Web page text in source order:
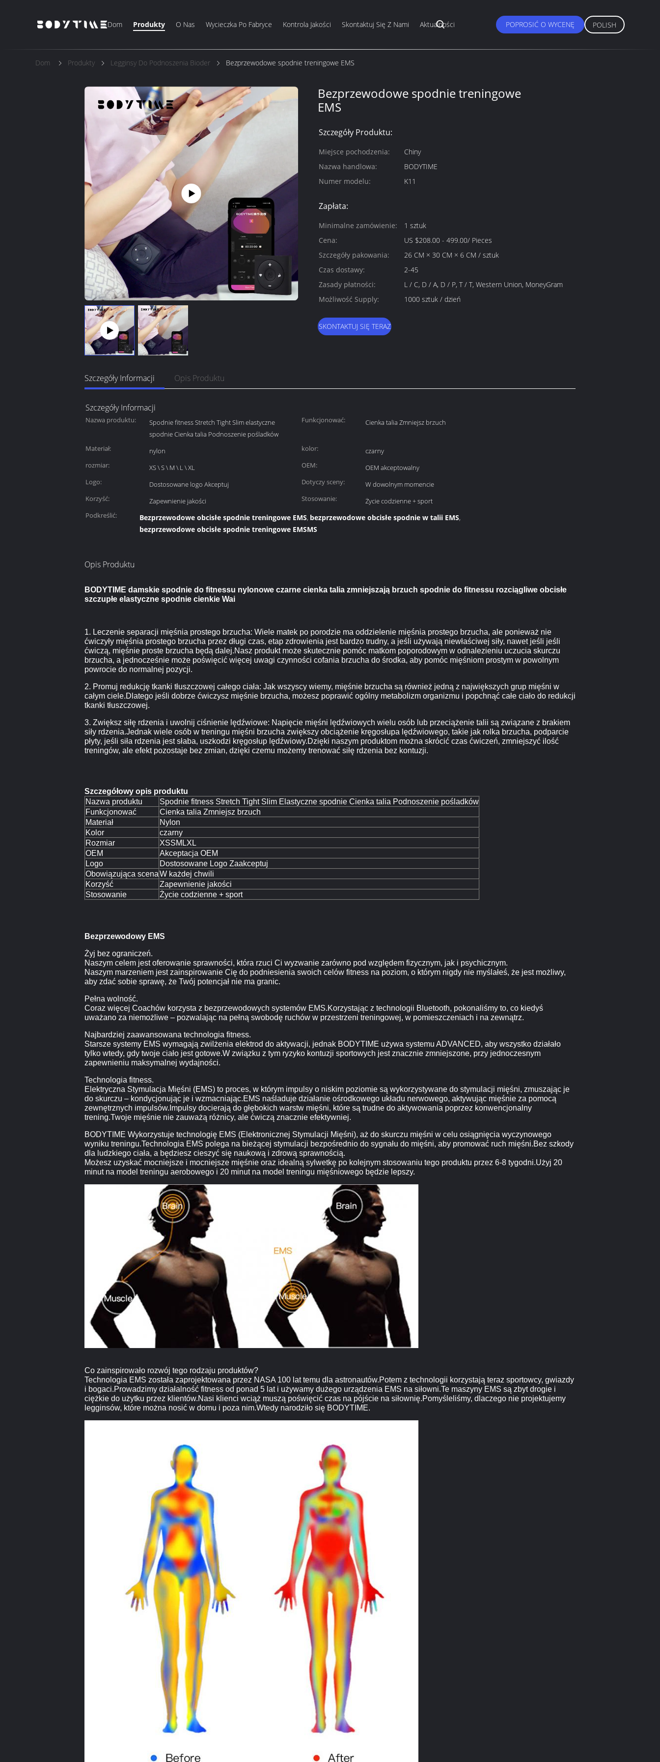
Dom Produkty O Nas Wycieczka Po Fabryce Kontrola Jakości Skontaktuj Się Z Nami Aktualności POPROSIĆ O WYCENĘ POLISH
Dom Produkty Legginsy Do Podnoszenia Bioder Bezprzewodowe spodnie treningowe EMS
Bezprzewodowe spodnie treningowe
EMS
Szczegóły Produktu:
Miejsce pochodzenia:
Chiny
Nazwa handlowa:
BODYTIME
Numer modelu:
K11
Zapłata:
Minimalne zamówienie:
1 sztuk
Cena:
US $208.00 - 499.00/ Pieces
Szczegóły pakowania:
26 CM × 30 CM × 6 CM / sztuk
Czas dostawy:
2-45
Zasady płatności:
L / C, D / A, D / P, T / T, Western Union, MoneyGram
Możliwość Supply:
1000 sztuk / dzień
SKONTAKTUJ SIĘ TERAZ
Szczegóły Informacji Opis Produktu
Szczegóły Informacji
Nazwa produktu:
Spodnie fitness Stretch Tight Slim elastyczne
spodnie Cienka talia Podnoszenie pośladków
Funkcjonować: Cienka talia Zmniejsz brzuch
Materiał: nylon kolor:
czarny
rozmiar:
XS \ S \ M \ L \ XL OEM:
OEM akceptowalny
Logo:
Dostosowane logo Akceptuj Dotyczy sceny:
W dowolnym momencie
Korzyść:
Zapewnienie jakości Stosowanie:
Życie codzienne + sport
Podkreślić:
Bezprzewodowe obcisłe spodnie treningowe EMS, bezprzewodowe obcisłe spodnie w talii EMS,
bezprzewodowe obcisłe spodnie treningowe EMSMS
Opis Produktu
BODYTIME damskie spodnie do fitnessu nylonowe czarne cienka talia zmniejszają brzuch spodnie do fitnessu rozciągliwe obcisłe
szczupłe elastyczne spodnie cienkie Wai
1. Leczenie separacji mięśnia prostego brzucha: Wiele matek po porodzie ma oddzielenie mięśnia prostego brzucha, ale ponieważ nie
ćwiczyły mięśnia prostego brzucha przez długi czas, etap zdrowienia jest bardzo trudny, a jeśli używają niewłaściwej siły, nawet jeśli jeśli
ćwiczą, mięśnie proste brzucha będą dalej.Nasz produkt może skutecznie pomóc matkom poporodowym w odnalezieniu uczucia skurczu
brzucha, a jednocześnie może poświęcić więcej uwagi czynności cofania brzucha do środka, aby pomóc mięśniom prostym w powolnym
powrocie do normalnej pozycji.
2. Promuj redukcję tkanki tłuszczowej całego ciała: Jak wszyscy wiemy, mięśnie brzucha są również jedną z największych grup mięśni w
całym ciele.Dlatego jeśli dobrze ćwiczysz mięśnie brzucha, możesz poprawić ogólny metabolizm organizmu i popchnąć całe ciało do redukcji
tkanki tłuszczowej.
3. Zwiększ siłę rdzenia i uwolnij ciśnienie lędźwiowe: Napięcie mięśni lędźwiowych wielu osób lub przeciążenie talii są związane z brakiem
siły rdzenia.Jednak wiele osób w treningu mięśni brzucha zwiększy obciążenie kręgosłupa lędźwiowego, takie jak rolka brzucha, podparcie
płyty, jeśli siła rdzenia jest słaba, uszkodzi kręgosłup lędźwiowy.Dzięki naszym produktom można skrócić czas ćwiczeń, zmniejszyć ilość
treningów, ale efekt pozostaje bez zmian, dzięki czemu możemy trenować siłę rdzenia bez kontuzji.
Szczegółowy opis produktu
Nazwa produktu
Spodnie fitness Stretch Tight Slim Elastyczne spodnie Cienka talia Podnoszenie pośladków
Funkcjonować
Cienka talia Zmniejsz brzuch
Materiał
Nylon
Kolor
czarny
Rozmiar
XSSMLXL
OEM
Akceptacja OEM
Logo
Dostosowane Logo Zaakceptuj
Obowiązująca scenaW każdej chwili
Korzyść
Zapewnienie jakości
Stosowanie
Życie codzienne + sport
Bezprzewodowy EMS
Żyj bez ograniczeń.
Naszym celem jest oferowanie sprawności, która rzuci Ci wyzwanie zarówno pod względem fizycznym, jak i psychicznym.
Naszym marzeniem jest zainspirowanie Cię do podniesienia swoich celów fitness na poziom, o którym nigdy nie myślałeś, że jest możliwy,
aby zdać sobie sprawę, że Twój potencjał nie ma granic.
Pełna wolność.
Coraz więcej Coachów korzysta z bezprzewodowych systemów EMS.Korzystając z technologii Bluetooth, pokonaliśmy to, co kiedyś
uważano za niemożliwe – pozwalając na pełną swobodę ruchów w przestrzeni treningowej, w pomieszczeniach i na zewnątrz.
Najbardziej zaawansowana technologia fitness.
Starsze systemy EMS wymagają zwilżenia elektrod do aktywacji, jednak BODYTIME używa systemu ADVANCED, aby wszystko działało
tylko wtedy, gdy twoje ciało jest gotowe.W związku z tym ryzyko kontuzji sportowych jest znacznie zmniejszone, przy jednoczesnym
zapewnieniu maksymalnej wydajności.
Technologia fitness.
Elektryczna Stymulacja Mięśni (EMS) to proces, w którym impulsy o niskim poziomie są wykorzystywane do stymulacji mięśni, zmuszając je
do skurczu – kondycjonując je i wzmacniając.EMS naśladuje działanie ośrodkowego układu nerwowego, aktywując mięśnie za pomocą
zewnętrznych impulsów.Impulsy docierają do głębokich warstw mięśni, które są trudne do aktywowania poprzez konwencjonalny
trening.Twoje mięśnie nie zauważą różnicy, ale ćwiczą znacznie efektywniej.
BODYTIME Wykorzystuje technologię EMS (Elektronicznej Stymulacji Mięśni), aż do skurczu mięśni w celu osiągnięcia wyczynowego
wyniku treningu.Technologia EMS polega na bieżącej stymulacji bezpośrednio do sygnału do mięśni, aby promować ruch mięśni.Bez szkody
dla ludzkiego ciała, a będziesz cieszyć się naukową i zdrową sprawnością.
Możesz uzyskać mocniejsze i mocniejsze mięśnie oraz idealną sylwetkę po kolejnym stosowaniu tego produktu przez 6-8 tygodni.Użyj 20
minut na model treningu aerobowego i 20 minut na model treningu mięśniowego będzie lepszy.
Co zainspirowało rozwój tego rodzaju produktów?
Technologia EMS została zaprojektowana przez NASA 100 lat temu dla astronautów.Potem z technologii korzystają teraz sportowcy, gwiazdy
i bogaci.Prowadzimy działalność fitness od ponad 5 lat i używamy dużego urządzenia EMS na siłowni.Te maszyny EMS są zbyt drogie i
ciężkie do użytku przez klientów.Nasi klienci wciąż muszą poświęcić czas na pójście na siłownię.Pomyśleliśmy, dlaczego nie projektujemy
legginsów, które można nosić w domu i poza nim.Wtedy narodziło się BODYTIME.